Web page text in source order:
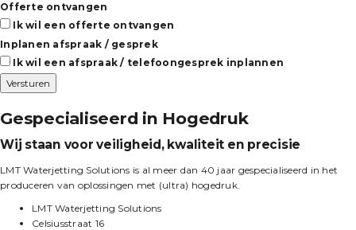
Offerte ontvangen
Ik wil een offerte ontvangen
Inplanen afspraak / gesprek
Ik wil een afspraak / telefoongesprek inplannen
Versturen
Gespecialiseerd in Hogedruk
Wij staan voor veiligheid, kwaliteit en precisie
LMT Waterjetting Solutions is al meer dan 40 jaar gespecialiseerd in het
produceren van oplossingen met (ultra) hogedruk.
LMT Waterjetting Solutions
Celsiusstraat 16